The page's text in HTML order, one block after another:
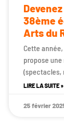
38ème
Arts du
Cette
propose
(spectacles,
LIRE LA SUITE »
25 février